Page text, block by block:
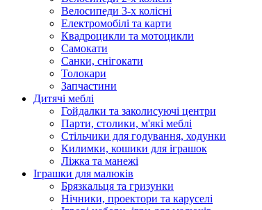
Велосипеди 3-х колісні
Електромобілі та карти
Квадроцикли та мотоцикли
Самокати
Санки, снігокати
Толокари
Запчастини
Дитячі меблі
Гойдалки та заколисуючі центри
Парти, столики, м'які меблі
Стільчики для годування, ходунки
Килимки, кошики для іграшок
Ліжка та манежі
Іграшки для малюків
Брязкальця та гризунки
Нічники, проектори та каруселі